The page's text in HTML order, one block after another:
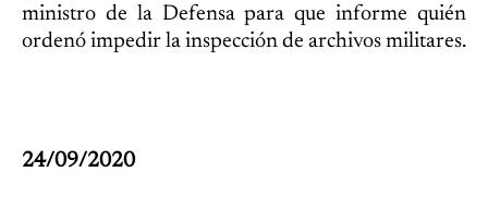
ministro de la Defensa para que informe quién
ordenó impedir la inspección de archivos militares.
24/09/2020